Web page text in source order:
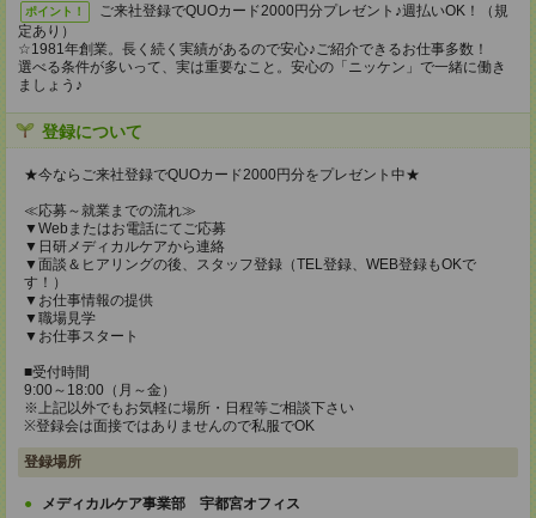
ポイント！
ご来社登録でQUOカード2000円分プレゼント♪週払いOK！（規
定あり）
☆1981年創業。長く続く実績があるので安心♪ご紹介できるお仕事多数！
選べる条件が多いって、実は重要なこと。安心の「ニッケン」で一緒に働き
ましょう♪
登録について
★今ならご来社登録でQUOカード2000円分をプレゼント中★
≪応募～就業までの流れ≫
▼Webまたはお電話にてご応募
▼日研メディカルケアから連絡
▼面談＆ヒアリングの後、スタッフ登録（TEL登録、WEB登録もOKで
す！）
▼お仕事情報の提供
▼職場見学
▼お仕事スタート
■受付時間
9:00～18:00（月～金）
※上記以外でもお気軽に場所・日程等ご相談下さい
※登録会は面接ではありませんので私服でOK
登録場所
メディカルケア事業部 宇都宮オフィス